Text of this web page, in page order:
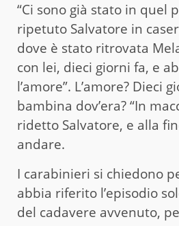
“Ci sono già stato in quel
ripetuto Salvatore in
dove è stato ritrovata
con lei, dieci giorni fa, e
l’amore”. L’amore? Dieci
bambina dov’era? “In
ridetto Salvatore, e alla
andare.
I carabinieri si chiedono
abbia riferito l’episodio
del cadavere avvenuto,